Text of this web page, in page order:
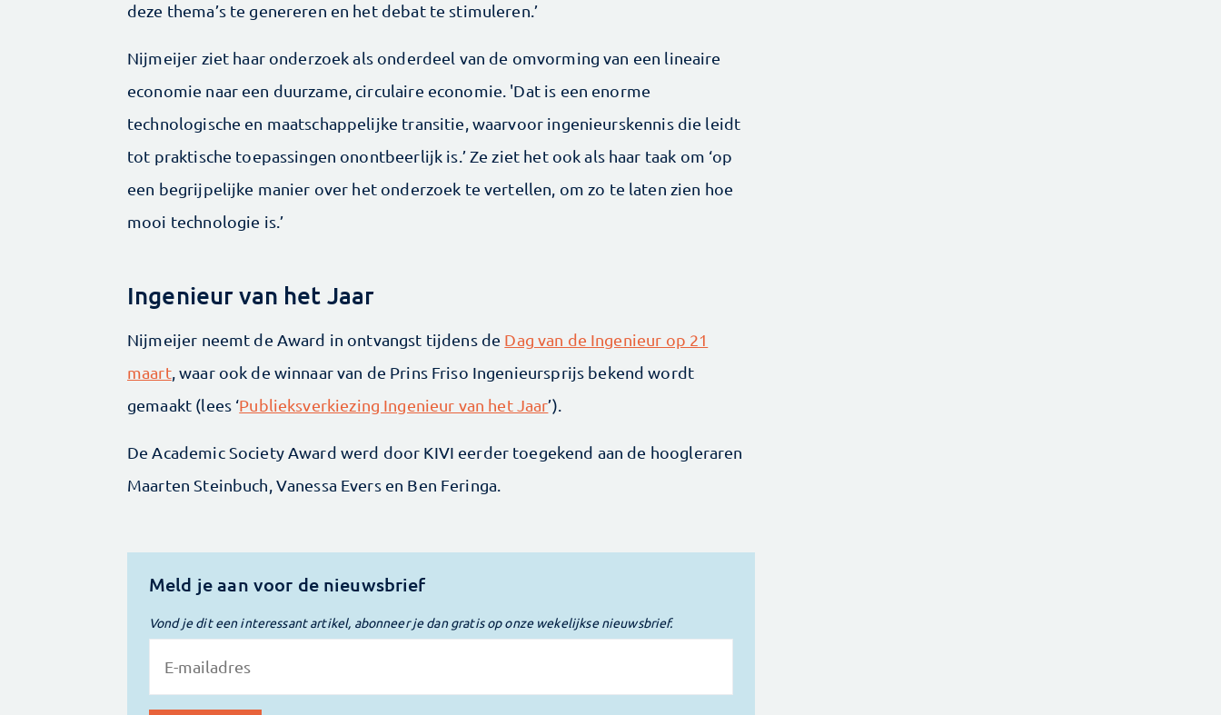
deze thema’s te genereren en het debat te stimuleren.’
Nijmeijer ziet haar onderzoek als onderdeel van de omvorming van een lineaire
economie naar een duurzame, circulaire economie. 'Dat is een enorme
technologische en maatschappelijke transitie, waarvoor ingenieurskennis die leidt
tot praktische toepassingen onontbeerlijk is.’ Ze ziet het ook als haar taak om ‘op
een begrijpelijke manier over het onderzoek te vertellen, om zo te laten zien hoe
mooi technologie is.’
Ingenieur van het Jaar
Nijmeijer neemt de Award in ontvangst tijdens de Dag van de Ingenieur op 21
maart, waar ook de winnaar van de Prins Friso Ingenieursprijs bekend wordt
gemaakt (lees ‘Publieksverkiezing Ingenieur van het Jaar’).
De Academic Society Award werd door KIVI eerder toegekend aan de hoogleraren
Maarten Steinbuch, Vanessa Evers en Ben Feringa.
Meld je aan voor de nieuwsbrief
Vond je dit een interessant artikel, abonneer je dan gratis op onze wekelijkse nieuwsbrief.